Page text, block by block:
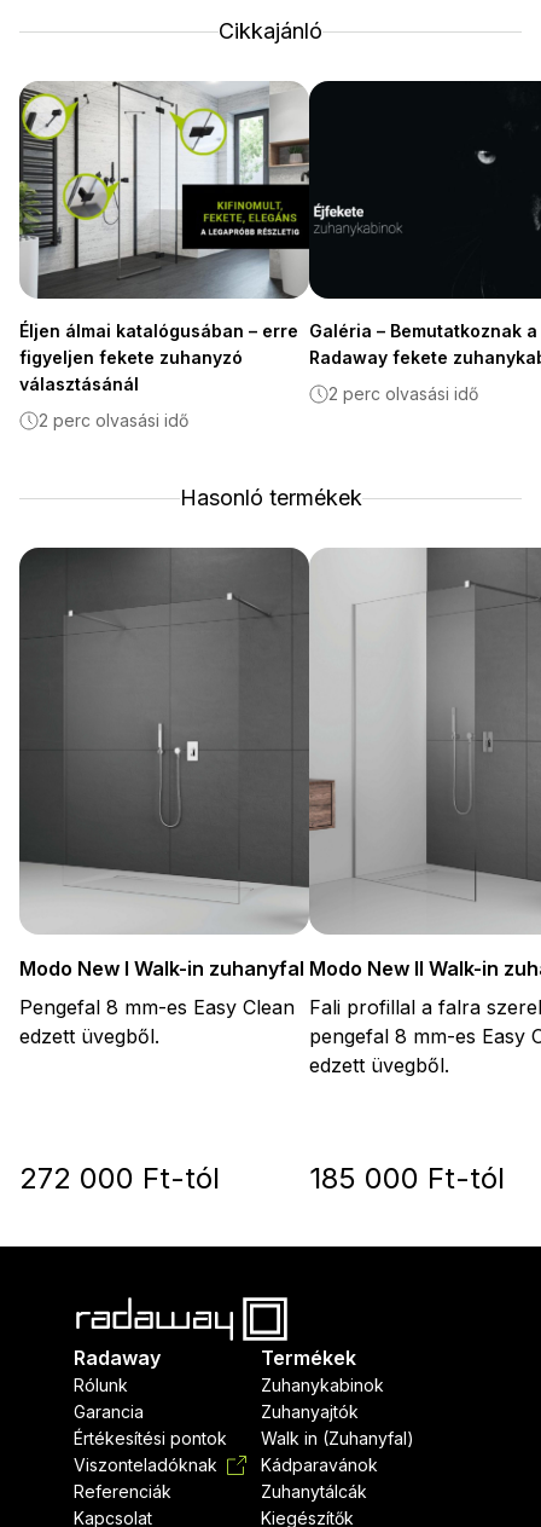
Cikkajánló
Éljen álmai katalógusában – erre
figyeljen fekete zuhanyzó
választásánál
2 perc olvasási idő
Galéria – Bemutatkoznak a
Radaway fekete
2 perc olvasási idő
Hasonló termékek
Modo New I Walk-in zuhanyfal
Pengefal 8 mm-es Easy Clean
edzett üvegből.
272 000 Ft-tól
Modo New II Walk-in
Fali profillal a falra
pengefal 8 mm-es Easy
edzett üvegből.
185 000 Ft-tól
Radaway
Rólunk
Garancia
Értékesítési pontok
Viszonteladóknak
Referenciák
Kapcsolat
Termékek
Zuhanykabinok
Zuhanyajtók
Walk in (Zuhanyfal)
Kádparavánok
Zuhanytálcák
Kiegészítők